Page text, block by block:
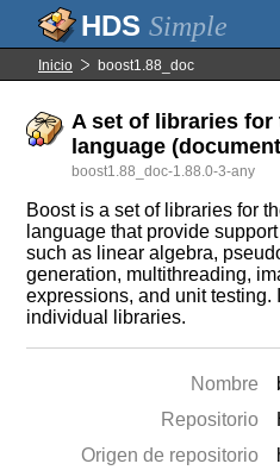
Simple
Inicio boost1.88_doc
A set of libraries for
language
boost1.88_doc-1.88.0-3-any
Boost is a set of libraries for
language that provide
such as linear algebra,
generation, multithreading,
expressions, and unit testing.
individual libraries.
Nombre
Repositorio
Origen de repositorio